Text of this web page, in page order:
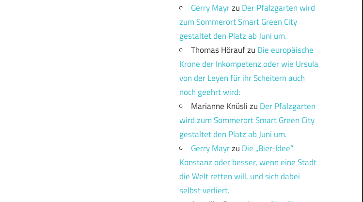
Gerry Mayrzu Der Pfalzgarten wird
zum Sommerort Smart Green City
gestaltet den Platz ab Juni um.
Thomas Höraufzu Die europäische
Krone der Inkompetenz oder wie Ursula
von der Leyen für ihr Scheitern auch
noch geehrt wird:
Marianne Knüslizu Der Pfalzgarten
wird zum Sommerort Smart Green City
gestaltet den Platz ab Juni um.
Gerry Mayrzu Die „Bier-Idee“
Konstanz oder besser, wenn eine Stadt
die Welt retten will, und sich dabei
selbst verliert.